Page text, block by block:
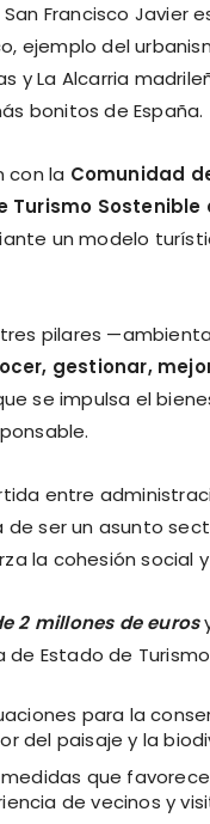
Francisco
ejemplo del
y La Alcarria
bonitos de España.
con la Comunidad
Turismo Sostenible
un modelo
pilares
gestionar,
se impulsa el
entre
ser un asunto
la cohesión social
2 millones de euros
Estado de
para la
del paisaje y la
que
de vecinos y